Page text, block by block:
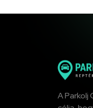
A Parkolj